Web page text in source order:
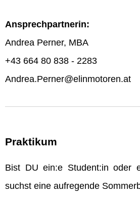
Ansprechpartnerin:
Andrea Perner, MBA
+43 664 80 838 - 2283
Andrea.Perner@elinmotoren.at
Praktikum
Bist DU ein:e Student:in oder
suchst eine aufregende